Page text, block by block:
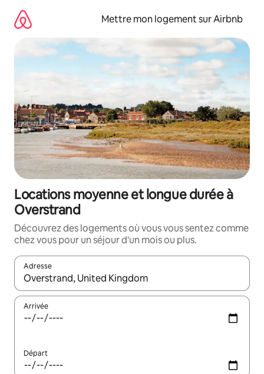
directement
Mettre mon logement sur Airbnb
Locations moyenne et longue durée à
Overstrand
Découvrez des logements où vous vous sentez comme
chez vous pour un séjour d'un mois ou plus.
Adresse
Lorsque les résultats s'affichent, utilisez les flèches vers le
Arrivée
Départ